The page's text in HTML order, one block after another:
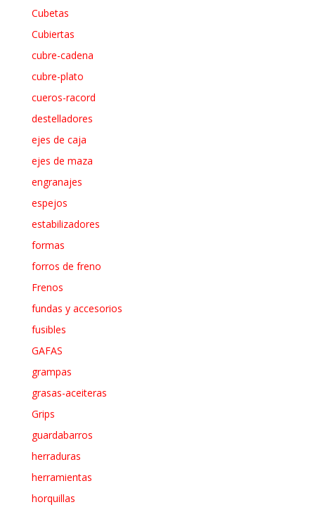
Cubetas
Cubiertas
cubre-cadena
cubre-plato
cueros-racord
destelladores
ejes de caja
ejes de maza
engranajes
espejos
estabilizadores
formas
forros de freno
Frenos
fundas y accesorios
fusibles
GAFAS
grampas
grasas-aceiteras
Grips
guardabarros
herraduras
herramientas
horquillas